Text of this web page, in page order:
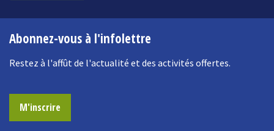
Abonnez-vous à l'infolettre
Restez à l'affût de l'actualité et des activités offertes.
M'inscrire